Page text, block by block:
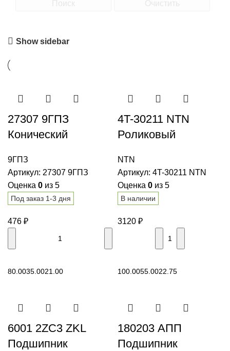
Show sidebar
27307 9ГПЗ
Конический
подшипник
9ГПЗ
Артикул: 27307 9ГПЗ
Оценка 0 из 5
Под заказ 1-3 дня
476 ₽
80.0035.0021.00
4T-30211 NTN
Роликовый
подшипник
NTN
Артикул: 4T-30211 NTN
Оценка 0 из 5
В наличии
3120 ₽
100.0055.0022.75
6001 2ZC3 ZKL
Подшипник
180203 АПП
Подшипник